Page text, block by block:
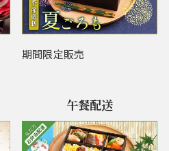
期間限定販売
午餐配送